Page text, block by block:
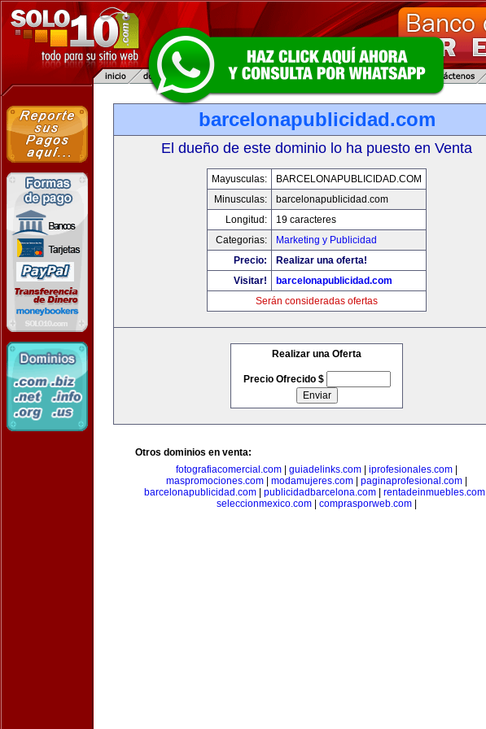
barcelonapublicidad.com
El dueño de este dominio lo ha puesto en Venta
Mayusculas:
BARCELONAPUBLICIDAD.COM
Minusculas:
barcelonapublicidad.com
Longitud:
19 caracteres
Categorias:
Marketing y Publicidad
Precio:
Realizar una oferta!
Visitar!
barcelonapublicidad.com
Serán consideradas ofertas
Realizar una Oferta
Precio Ofrecido $
Otros dominios en venta:
fotografiacomercial.com
guiadelinks.com iprofesionales.com
maspromociones.com
modamujeres.com paginaprofesional.com
barcelonapublicidad.com| publicidadbarcelona.com| rentadeinmuebles.com|
seleccionmexico.com
comprasporweb.com